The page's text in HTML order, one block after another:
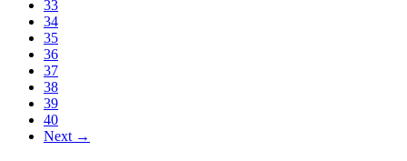
33
34
35
36
37
38
39
40
Next →